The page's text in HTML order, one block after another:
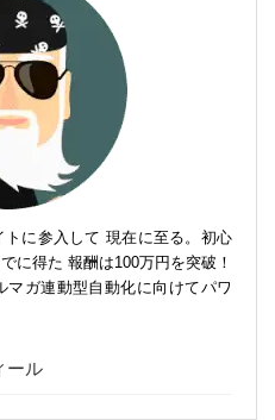
に参入して 現在に至る。初心
に得た 報酬は100万円を突破！
ガ連動型自動化に向けてパワ
ール